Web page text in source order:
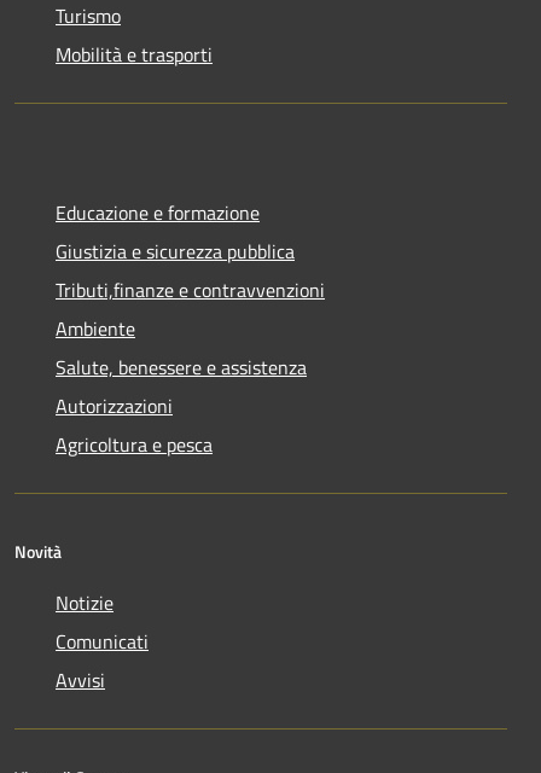
Turismo
Mobilità e trasporti
Educazione e formazione
Giustizia e sicurezza pubblica
Tributi,finanze e contravvenzioni
Ambiente
Salute, benessere e assistenza
Autorizzazioni
Agricoltura e pesca
Novità
Notizie
Comunicati
Avvisi